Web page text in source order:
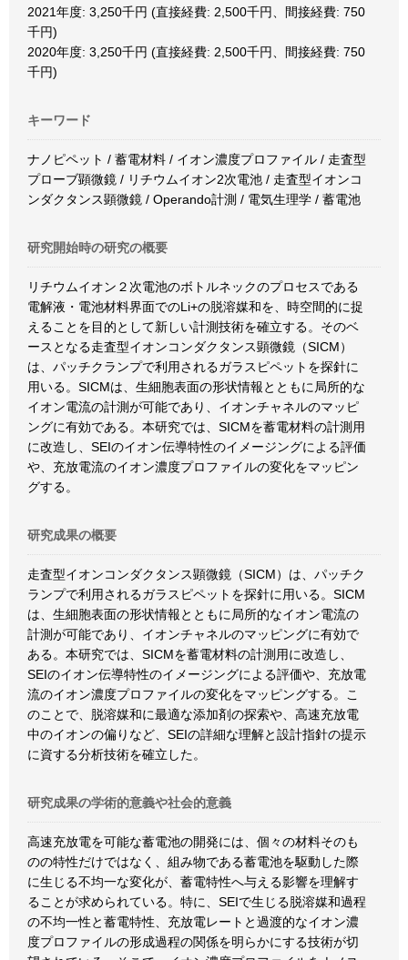
2021年度: 3,250千円 (直接経費: 2,500千円、間接経費: 750
千円)
2020年度: 3,250千円 (直接経費: 2,500千円、間接経費: 750
千円)
キーワード
ナノピペット / 蓄電材料 / イオン濃度プロファイル / 走査型
プローブ顕微鏡 / リチウムイオン2次電池 / 走査型イオンコ
ンダクタンス顕微鏡 / Operando計測 / 電気生理学 / 蓄電池
研究開始時の研究の概要
リチウムイオン２次電池のボトルネックのプロセスである
電解液・電池材料界面でのLi+の脱溶媒和を、時空間的に捉
えることを目的として新しい計測技術を確立する。そのベ
ースとなる走査型イオンコンダクタンス顕微鏡（SICM）
は、パッチクランプで利用されるガラスピペットを探針に
用いる。SICMは、生細胞表面の形状情報とともに局所的な
イオン電流の計測が可能であり、イオンチャネルのマッピ
ングに有効である。本研究では、SICMを蓄電材料の計測用
に改造し、SEIのイオン伝導特性のイメージングによる評価
や、充放電流のイオン濃度プロファイルの変化をマッピン
グする。
研究成果の概要
走査型イオンコンダクタンス顕微鏡（SICM）は、パッチク
ランプで利用されるガラスピペットを探針に用いる。SICM
は、生細胞表面の形状情報とともに局所的なイオン電流の
計測が可能であり、イオンチャネルのマッピングに有効で
ある。本研究では、SICMを蓄電材料の計測用に改造し、
SEIのイオン伝導特性のイメージングによる評価や、充放電
流のイオン濃度プロファイルの変化をマッピングする。こ
のことで、脱溶媒和に最適な添加剤の探索や、高速充放電
中のイオンの偏りなど、SEIの詳細な理解と設計指針の提示
に資する分析技術を確立した。
研究成果の学術的意義や社会的意義
高速充放電を可能な蓄電池の開発には、個々の材料そのも
のの特性だけではなく、組み物である蓄電池を駆動した際
に生じる不均一な変化が、蓄電特性へ与える影響を理解す
ることが求められている。特に、SEIで生じる脱溶媒和過程
の不均一性と蓄電特性、充放電レートと過渡的なイオン濃
度プロファイルの形成過程の関係を明らかにする技術が切